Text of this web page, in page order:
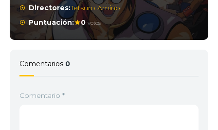
Directores:Tetsuro Amino
Puntuación:
0 votos
Comentarios 0
Comentario *